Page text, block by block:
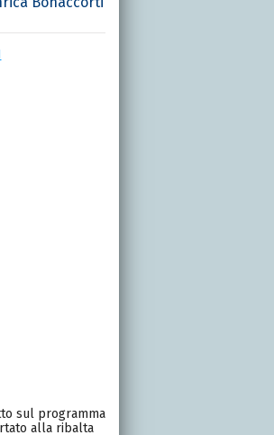
sul programma
alla ribalta